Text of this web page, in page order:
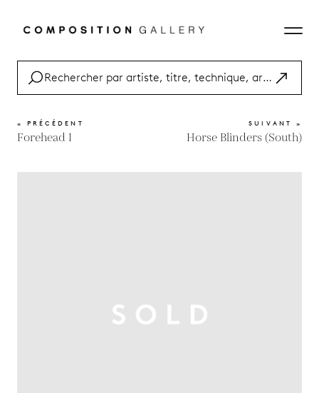
« PRÉCÉDENT
Forehead I
SUIVANT »
Horse Blinders (South)